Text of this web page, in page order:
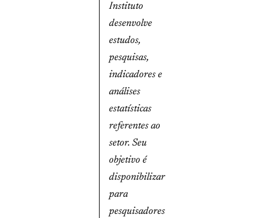
Instituto
desenvolve
estudos,
pesquisas,
indicadores e
análises
estatísticas
referentes ao
setor. Seu
objetivo é
disponibilizar
para
pesquisadores